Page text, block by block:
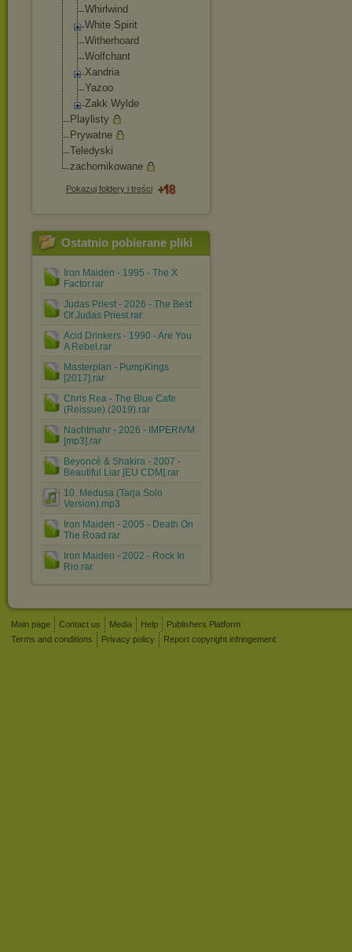
Whirlwind
White Spirit
Witherhoard
Wolfchant
Xandria
Yazoo
Zakk Wylde
Playlisty
Prywatne
Teledyski
zachomikowane
Pokazuj foldery i treści
Ostatnio pobierane pliki
Iron Maiden - 1995 - The X
Factor.rar
Judas Priest - 2026 - The Best
Of Judas Priest.rar
Acid Drinkers - 1990 - Are You
A Rebel.rar
Masterplan - PumpKings
[2017].rar
Chris Rea - The Blue Cafe
(Reissue) (2019).rar
Nachtmahr - 2026 - IMPERIVM
[mp3].rar
Beyoncé & Shakira - 2007 -
Beautiful Liar [EU CDM].rar
10. Medusa (Tarja Solo
Version).mp3
Iron Maiden - 2005 - Death On
The Road.rar
Iron Maiden - 2002 - Rock In
Rio.rar
Main page Contact us Media Help
Publishers Platform
Terms and conditions
Privacy policy Report copyright infringement